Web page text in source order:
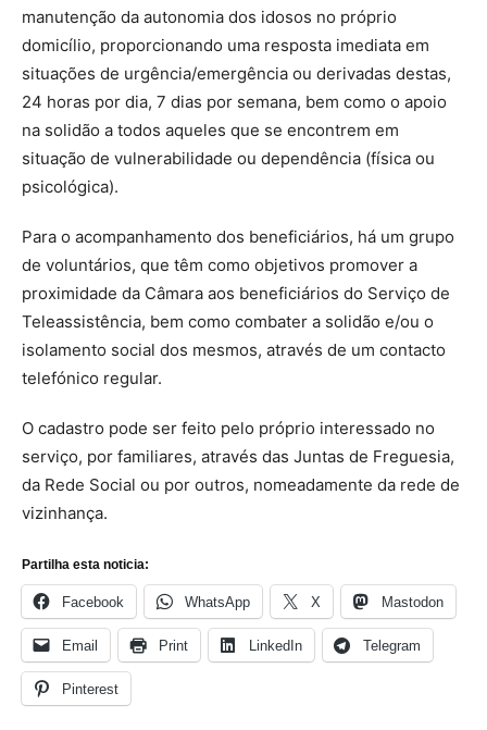
manutenção da autonomia dos idosos no próprio
domicílio, proporcionando uma resposta imediata em
situações de urgência/emergência ou derivadas destas,
24 horas por dia, 7 dias por semana, bem como o apoio
na solidão a todos aqueles que se encontrem em
situação de vulnerabilidade ou dependência (física ou
psicológica).
Para o acompanhamento dos beneficiários, há um grupo
de voluntários, que têm como objetivos promover a
proximidade da Câmara aos beneficiários do Serviço de
Teleassistência, bem como combater a solidão e/ou o
isolamento social dos mesmos, através de um contacto
telefónico regular.
O cadastro pode ser feito pelo próprio interessado no
serviço, por familiares, através das Juntas de Freguesia,
da Rede Social ou por outros, nomeadamente da rede de
vizinhança.
Partilha esta noticia:
Facebook WhatsApp X Mastodon
Email Print LinkedIn Telegram
Pinterest